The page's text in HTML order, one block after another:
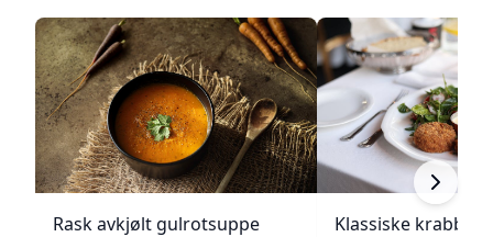
Rask avkjølt gulrotsuppe
Klassiske